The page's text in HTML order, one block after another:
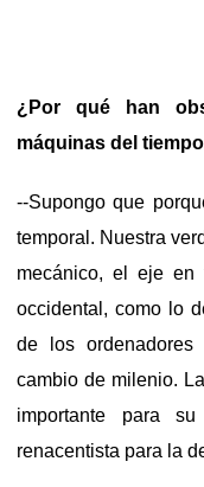
¿Por qué han
máquinas del
--Supongo que
temporal. Nuestra
mecánico, el eje
occidental, como lo
de los
cambio de milenio.
importante para
renacentista para la